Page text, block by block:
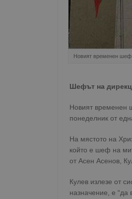
Новият временен шеф
Шефът на
Новият временен
понеделник от
На мястото на
който е шеф на
от Асен Асенов,
Кулев излезе от
назначение, е “да